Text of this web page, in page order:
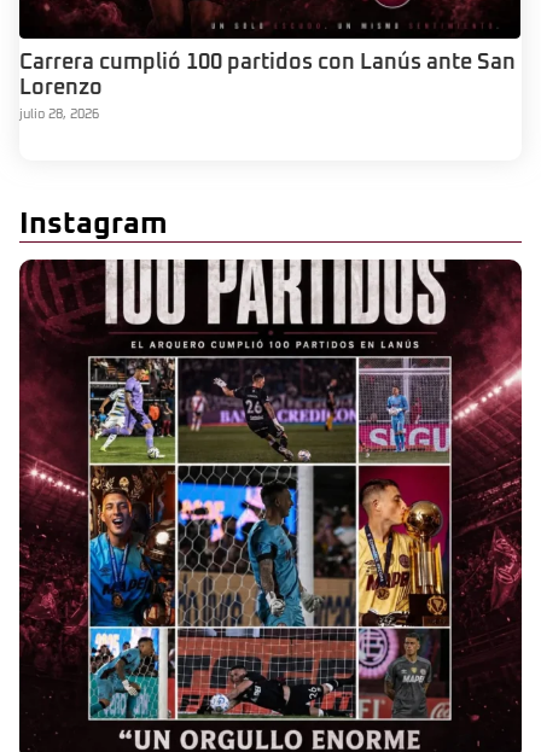
Carrera cumplió 100 partidos con Lanús ante San
Lorenzo
julio 28, 2026
Instagram